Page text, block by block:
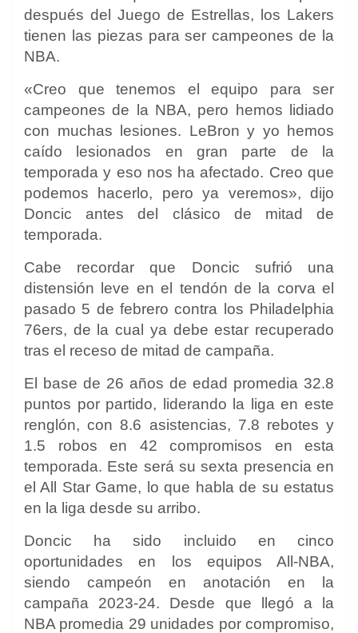
después del Juego de Estrellas, los Lakers
tienen las piezas para ser campeones de la
NBA.
«Creo que tenemos el equipo para ser
campeones de la NBA, pero hemos lidiado
con muchas lesiones. LeBron y yo hemos
caído lesionados en gran parte de la
temporada y eso nos ha afectado. Creo que
podemos hacerlo, pero ya veremos», dijo
Doncic antes del clásico de mitad de
temporada.
Cabe recordar que Doncic sufrió una
distensión leve en el tendón de la corva el
pasado 5 de febrero contra los Philadelphia
76ers, de la cual ya debe estar recuperado
tras el receso de mitad de campaña.
El base de 26 años de edad promedia 32.8
puntos por partido, liderando la liga en este
renglón, con 8.6 asistencias, 7.8 rebotes y
1.5 robos en 42 compromisos en esta
temporada. Este será su sexta presencia en
el All Star Game, lo que habla de su estatus
en la liga desde su arribo.
Doncic ha sido incluido en cinco
oportunidades en los equipos All-NBA,
siendo campeón en anotación en la
campaña 2023-24. Desde que llegó a la
NBA promedia 29 unidades por compromiso,